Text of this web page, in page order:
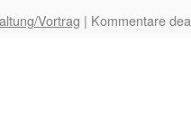
Vortrag | Kommentare